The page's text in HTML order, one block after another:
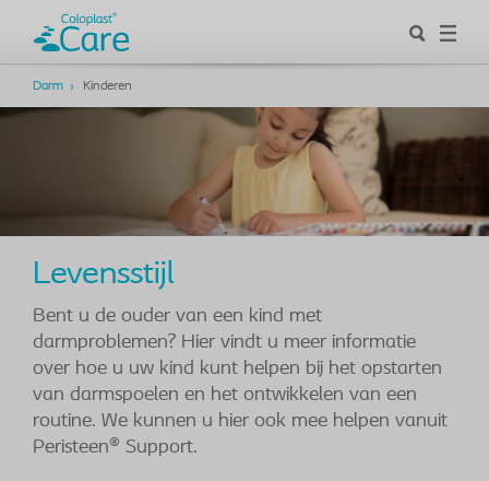
Darm Kinderen
Levensstijl
Bent u de ouder van een kind met
darmproblemen? Hier vindt u meer informatie
over hoe u uw kind kunt helpen bij het opstarten
van darmspoelen en het ontwikkelen van een
routine. We kunnen u hier ook mee helpen vanuit
Peristeen® Support.